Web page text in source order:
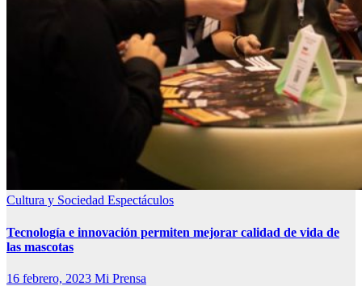
Cultura y Sociedad Espectáculos
Tecnología e innovación permiten mejorar calidad de vida de
las mascotas
16 febrero, 2023 Mi Prensa